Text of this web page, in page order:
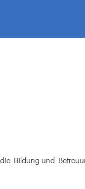
Bildung und